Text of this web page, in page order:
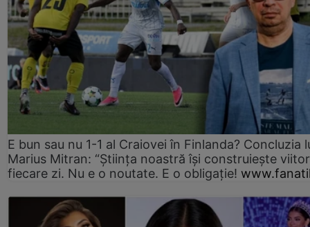
E bun sau nu 1-1 al Craiovei în Finlanda? Concluzia
Marius Mitran: “Știința noastră își construiește
fiecare zi. Nu e o noutate. E o obligație!